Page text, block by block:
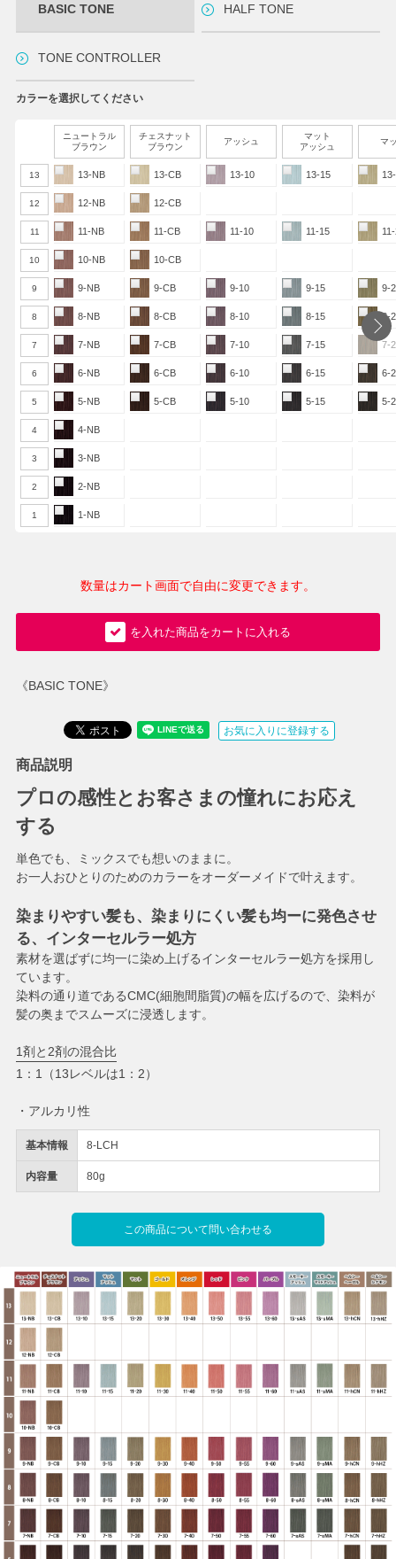
《BASIC TONE》
基本情報 8-LCH
内容量 80g
カラーを選択してください
ニュートラル
ブラウン
チェスナット
ブラウン
アッシュ
マット
アッシュ
マ
13 13-NB 13-CB 13-10 13-15
12 12-NB 12-CB
11 11-NB 11-CB 11-10 11-15
10 10-NB 10-CB
9 9-NB 9-CB 9-10 9-15 9-
8 8-NB 8-CB 8-10 8-15 8-
7 7-NB 7-CB 7-10 7-15 7-
6 6-NB 6-CB 6-10 6-15 6-
5 5-NB 5-CB 5-10 5-15 5-
4 4-NB
3 3-NB
2 2-NB
1 1-NB
数量はカート画面で自由に変更できます。
を入れた商品をカートに入れる
お気に入りに登録する
この商品について問い合わせる
商品説明
プロの感性とお客さまの憧れにお応え
する
単色でも、ミックスでも想いのままに。
お一人おひとりのためのカラーをオーダーメイドで叶えます。
染まりやすい髪も、染まりにくい髪も均ーに発色させ
る、インターセルラー処方
素材を選ばずに均一に染め上げるインターセルラー処方を採用し
ています。
染料の通り道であるCMC(細胞間脂質)の幅を広げるので、染料が
髪の奥までスムーズに浸透します。
1剤と2剤の混合比
1：1（13レベルは1：2）
・アルカリ性
BASIC TONE HALF TONE
TONE CONTROLLER